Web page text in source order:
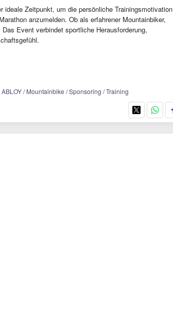
Zeitpunkt, um die persönliche Trainingsmotivation
anzumelden. Ob als erfahrener Mountainbiker,
Event verbindet sportliche Herausforderung,
/ Mountainbike / Sponsoring / Training